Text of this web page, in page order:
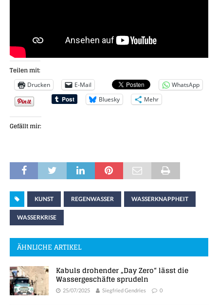
Teilen mit:
Drucken E-Mail
WhatsApp
Bluesky
Mehr
Gefällt mir:
KUNST REGENWASSER WASSERKNAPPHEIT
WASSERKRISE
ÄHNLICHE ARTIKEL
Kabuls drohender „Day Zero“ lässt die
Wassergeschäfte sprudeln
25/07/2025 Siegfried Gendries 0